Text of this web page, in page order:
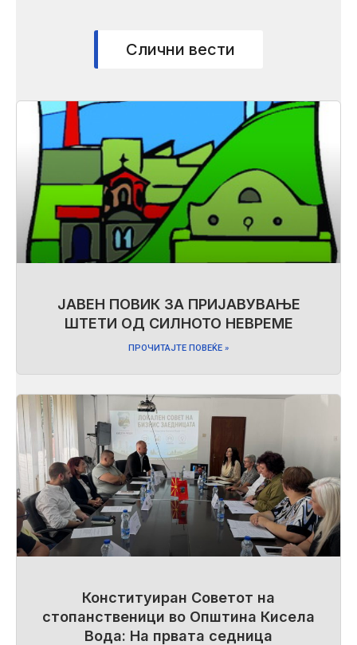
Слични вести
ЈАВЕН ПОВИК ЗА ПРИЈАВУВАЊЕ
ШТЕТИ ОД СИЛНОТО НЕВРЕМЕ
ПРОЧИТАЈТЕ ПОВЕЌЕ »
Конституиран Советот на
стопанственици во Општина Кисела
Вода: На првата седница